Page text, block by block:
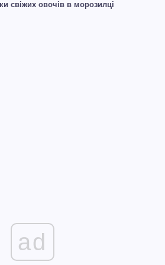
свіжих овочів в морозилці
ad